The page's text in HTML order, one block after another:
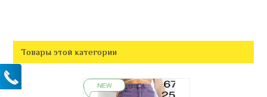
Товары этой категории